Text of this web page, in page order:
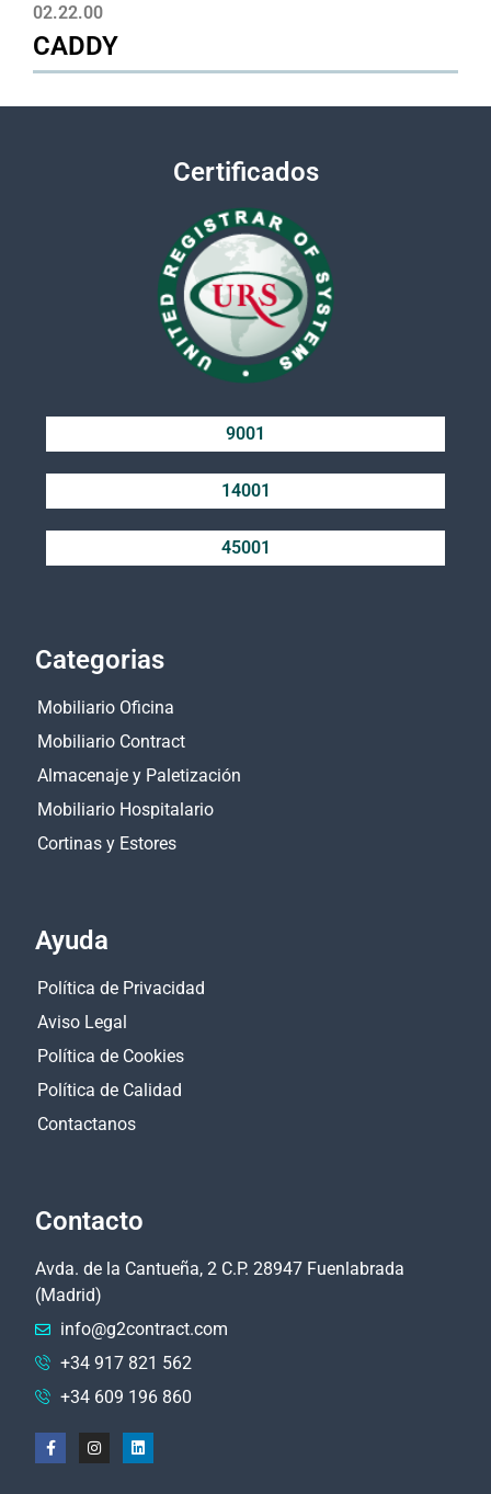
02.22.00
CADDY
Certificados
9001
14001
45001
Categorias
Mobiliario Oficina
Mobiliario Contract
Almacenaje y Paletización
Mobiliario Hospitalario
Cortinas y Estores
Ayuda
Política de Privacidad
Aviso Legal
Política de Cookies
Política de Calidad
Contactanos
Contacto
Avda. de la Cantueña, 2 C.P. 28947 Fuenlabrada
(Madrid)
info@g2contract.com
+34 917 821 562
+34 609 196 860